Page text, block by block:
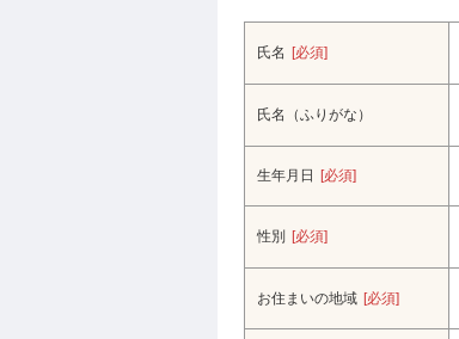
氏名 [必須]
氏名（ふりがな）
生年月日 [必須]
性別 [必須]
お住まいの地域 [必須]